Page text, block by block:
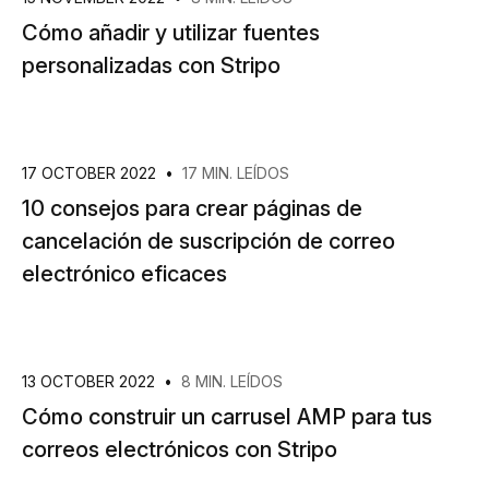
Cómo añadir y utilizar fuentes
personalizadas con Stripo
17 OCTOBER 2022 • 17 MIN. LEÍDOS
10 consejos para crear páginas de
cancelación de suscripción de correo
electrónico eficaces
13 OCTOBER 2022 • 8 MIN. LEÍDOS
Cómo construir un carrusel AMP para tus
correos electrónicos con Stripo